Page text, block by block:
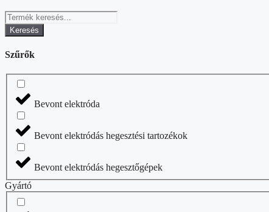
Keresés
Szűrők
Bevont elektróda
Bevont elektródás hegesztési tartozékok
Bevont elektródás hegesztőgépek
Gyártó